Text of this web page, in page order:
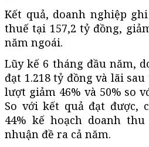
Kết quả, doanh nghiệp
thuế tại 157,2 tỷ đồng,
năm ngoái.
Lũy kế 6 tháng đầu năm,
đạt 1.218 tỷ đồng và lãi
lượt giảm 46% và 50% so
So với kết quả đạt được,
44% kế hoạch doanh
nhuận đề ra cả năm.